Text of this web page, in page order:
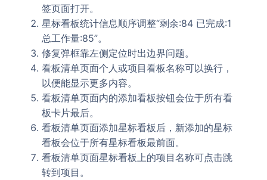
签页面打开。
星标看板统计信息顺序调整“剩余:84 已完成:1
总工作量:85”。
修复弹框靠左侧定位时出边界问题。
看板清单页面个人或项目看板名称可以换行，
以便能显示更多内容。
看板清单页面内的添加看板按钮会位于所有看
板卡片最后。
看板清单页面添加星标看板后，新添加的星标
看板会位于所有星标看板最前面。
看板清单页面星标看板上的项目名称可点击跳
转到项目。